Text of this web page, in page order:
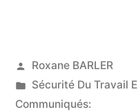
Publié
par
Roxane BARLER
Publié
dans
Sécurité Du Travail
Communiqués: